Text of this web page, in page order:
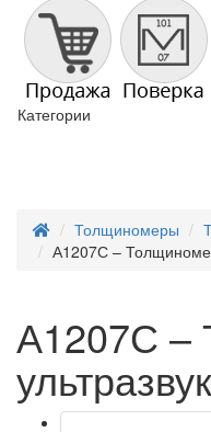
Категории
Толщиномеры
А1207С –
А1207С –